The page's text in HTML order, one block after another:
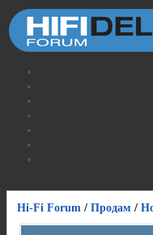
Hi-Fi Forum / Продам /